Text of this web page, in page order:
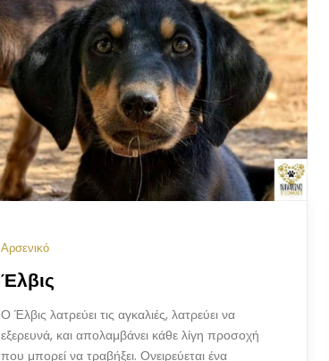
Αρσενικό
Έλβις
Ο Έλβις λατρεύει τις αγκαλιές, λατρεύει να
εξερευνά, και απολαμβάνει κάθε λίγη προσοχή
που μπορεί να τραβήξει. Ονειρεύεται ένα